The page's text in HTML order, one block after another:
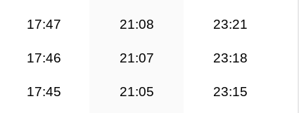
17:47 21:08 23:21
17:46 21:07 23:18
17:45 21:05 23:15